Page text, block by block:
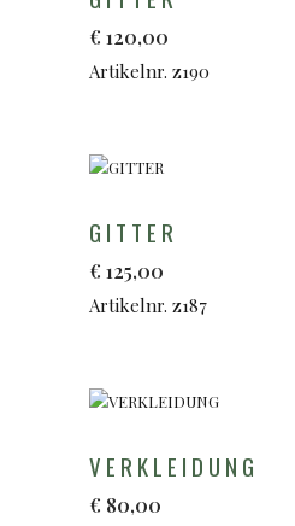
€ 120,00
Artikelnr. z190
GITTER
€ 125,00
Artikelnr. z187
VERKLEIDUNG
€ 80,00